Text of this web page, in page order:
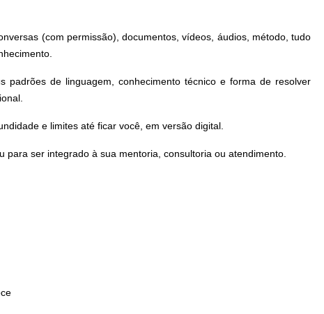
(com permissão), documentos, vídeos, áudios, método, tudo
padrões de linguagem, conhecimento técnico e forma de resolver
e limites até ficar você, em versão digital.
para ser integrado à sua mentoria, consultoria ou atendimento.